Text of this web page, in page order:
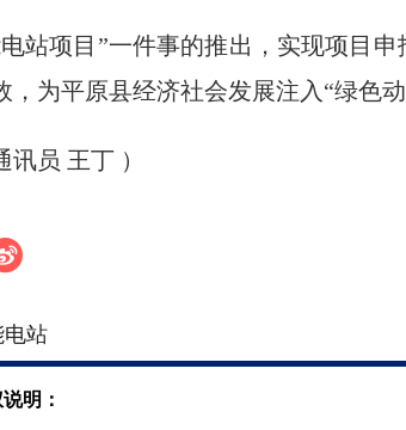
站项目”一件事的推出，实现项目
，为平原县经济社会发展注入“绿色动
讯员 王丁 ）
电站
明：